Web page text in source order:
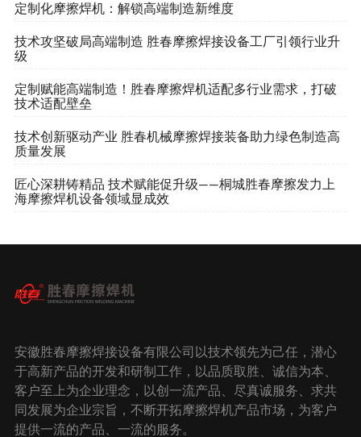
定制化摩擦焊机：解锁高端制造新维度
技术攻坚破局高端制造 胜春摩擦焊接设备工厂引领行业升
级
定制赋能高端制造！胜春摩擦焊机适配多行业需求，打破
技术适配壁垒
技术创新驱动产业 胜春机械摩擦焊接装备助力绿色制造高
质量发展
匠心深耕铸精品 技术赋能促升级——桐城胜春摩擦发力上
海摩擦焊机设备领域显成效
安徽胜春摩擦焊接设备有限公司以技术领先为己任，潜心
于高新产品的开发和研制工作，以品质取胜、诚信为本、
客户至上为企业理念，以创一流产品、尽真诚服务、求共
同发展为企业宗旨，不断开拓摩擦焊机产品市场，为客户
提供一流的产品、一流的服务。